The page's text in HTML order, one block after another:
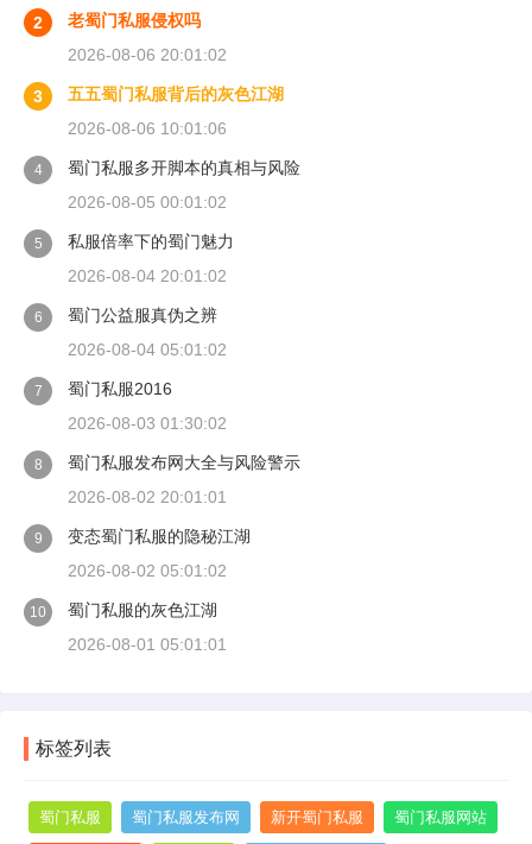
2
老蜀门私服侵权吗
2026-08-06 20:01:02
3
五五蜀门私服背后的灰色江湖
2026-08-06 10:01:06
4
蜀门私服多开脚本的真相与风险
2026-08-05 00:01:02
5
私服倍率下的蜀门魅力
2026-08-04 20:01:02
6
蜀门公益服真伪之辨
2026-08-04 05:01:02
7
蜀门私服2016
2026-08-03 01:30:02
8
蜀门私服发布网大全与风险警示
2026-08-02 20:01:01
9
变态蜀门私服的隐秘江湖
2026-08-02 05:01:02
10
蜀门私服的灰色江湖
2026-08-01 05:01:01
标签列表
蜀门私服 蜀门私服发布网 新开蜀门私服 蜀门私服网站